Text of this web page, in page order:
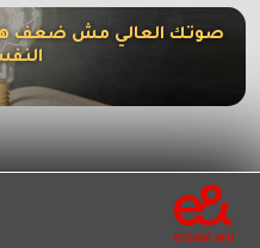
صوتك العالي مش ضعف